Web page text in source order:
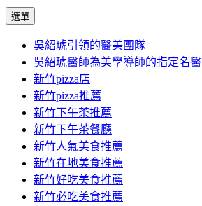
選單
主
要
內
容
吳紹琥引領的醫美團隊
吳紹琥醫師為美學導師的指定名醫
新竹pizza店
新竹pizza推薦
新竹下午茶推薦
新竹下午茶餐廳
新竹人氣美食推薦
新竹在地美食推薦
新竹好吃美食推薦
新竹必吃美食推薦